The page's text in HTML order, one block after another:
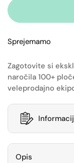
Sprejemamo
Zagotovite si
naročila 100+
veleprodajno
Opis